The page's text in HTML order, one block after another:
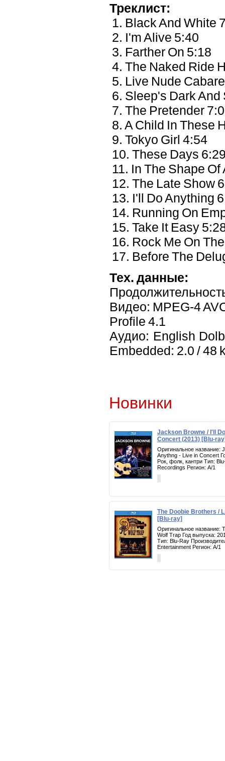
Треклист:
1. Black And White
2. I'm Alive 5:40
3. Farther On 5:18
4. The Naked Ride
5. Live Nude
6. Sleep's Dark And
7. The Pretender
8. A Child In These
9. Tokyo Girl 4:54
10. These Days
11. In The Shape Of
12. The Late Show
13. I'll Do Anything
14. Running On
15. Take It Easy
16. Rock Me On
17. Before The
Тех. данные:
Видео: MPEG-4
Profile 4.1
Аудио: English
Embedded: 2.0 / 48
Новинки
Jackson Browne / I'll
Concert (2013) [Blu-
Оригинальное название:
Anythng - Live in Concert
Рок, фолк, кантри Тип:
Recordings Регион: A/1
The Doobie Brothers /
[Blu-ray]
Оригинальное название:
Wolf Trap Год выпуска:
Тип: Blu-Ray
Entertainment Регион: A/1